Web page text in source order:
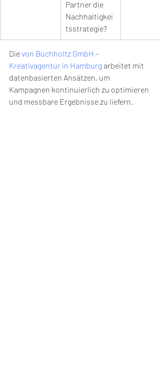
Partner die
Nachhaltigkei
tsstrategie?
Die von Buchholtz GmbH –
Kreativagentur in Hamburg arbeitet mit
datenbasierten Ansätzen, um
Kampagnen kontinuierlich zu optimieren
und messbare Ergebnisse zu liefern.